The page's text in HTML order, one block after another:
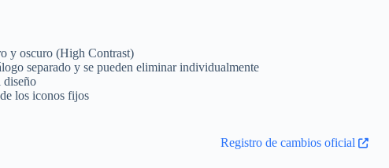
y oscuro (High Contrast)
separado y se pueden eliminar individualmente
diseño
los iconos fijos
Registro de cambios oficial